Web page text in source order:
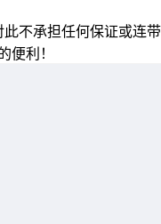
不承担任何保证或连带
利！